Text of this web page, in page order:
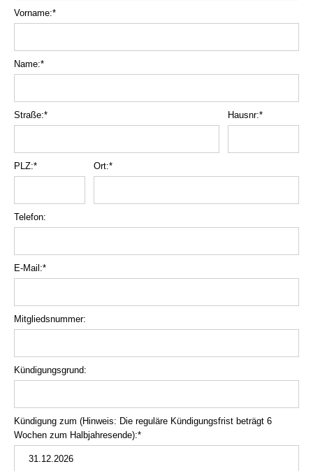
Vorname:*
Name:*
Straße:* Hausnr:*
PLZ:* Ort:*
Telefon:
E-Mail:*
Mitgliedsnummer:
Kündigungsgrund:
Kündigung zum (Hinweis: Die reguläre Kündigungsfrist beträgt 6
Wochen zum Halbjahresende):*